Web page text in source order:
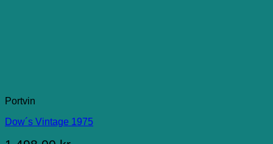
Portvin
Dow´s Vintage 1975